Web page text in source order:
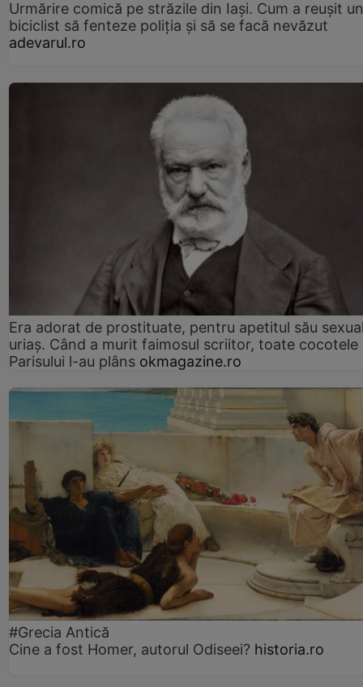
Urmărire comică pe străzile din Iași. Cum a reușit un
biciclist să fenteze poliția și să se facă nevăzut
adevarul.ro
Era adorat de prostituate, pentru apetitul său
uriaș. Când a murit faimosul scriitor, toate cocotele
Parisului l-au plâns okmagazine.ro
#Grecia Antică
Cine a fost Homer, autorul Odiseei? historia.ro